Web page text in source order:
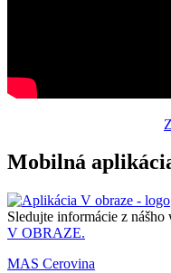
Mobilná
Sledujte informácie z nášho
V OBRAZE.
MAS Cerovina